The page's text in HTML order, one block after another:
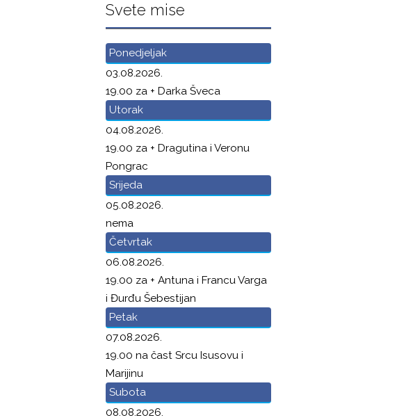
Svete mise
Ponedjeljak
03.08.2026.
19.00 za + Darka Šveca
Utorak
04.08.2026.
19.00 za + Dragutina i Veronu
Pongrac
Srijeda
05.08.2026.
nema
Četvrtak
06.08.2026.
19.00 za + Antuna i Francu Varga
i Đurđu Šebestijan
Petak
07.08.2026.
19.00 na čast Srcu Isusovu i
Marijinu
Subota
08.08.2026.